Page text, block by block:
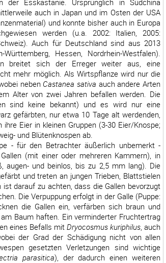
der Esskastanie. Ursprünglich in Südchina
auch in Japan und im Osten der USA
und konnte bisher auch in Europa
werden (u.a. 2002: Italien, 2005:
Auch für Deutschland sind aus 2013
Hessen, Nordrhein-Westfalen).
breitet sich der Erreger weiter aus, eine
mehr möglich. Als Wirtspflanze wird nur die
neben Castanea sativa auch andere Arten
Alter von zwei Jahren befallen werden. Die
sind keine bekannt) und es wird nur eine
gefärbten, nur etwa 10 Tage alt werdenden,
Eier in kleinen Gruppen (3-30 Eier/Knospe;
und Blütenknospen ab.
- für den Betrachter äußerlich unbemerkt -
(mit einer oder mehreren Kammern), in
augen- und beinlos, bis zu 2,5 mm lang). Die
und treten an jungen Trieben, Blattstielen
darauf zu achten, dass die Gallen bevorzugt
Die Verpuppung erfolgt in der Galle (Puppe:
die Gallen ein, verfärben sich braun und
Baum haften. Ein verminderter Fruchtertrag
eines Befalls mit Dryocosmus kuriphilus, auch
der Grad der Schädigung nicht von allen
gesetzten Verletzungen sind wichtige
parasitica), der dadurch einen weiteren